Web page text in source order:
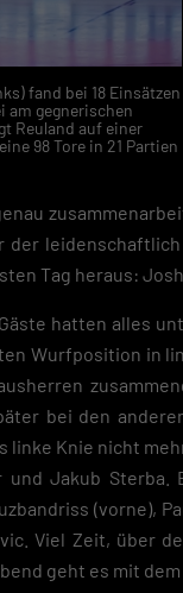
fand bei 18 Einsätzen
am gegnerischen
Reuland auf einer
98 Tore in 21 Partien
der
Tag heraus:
hatten alles
Wurfposition in
bei den
Knie nicht
Jakub
(vorne),
Viel Zeit, über
geht es mit